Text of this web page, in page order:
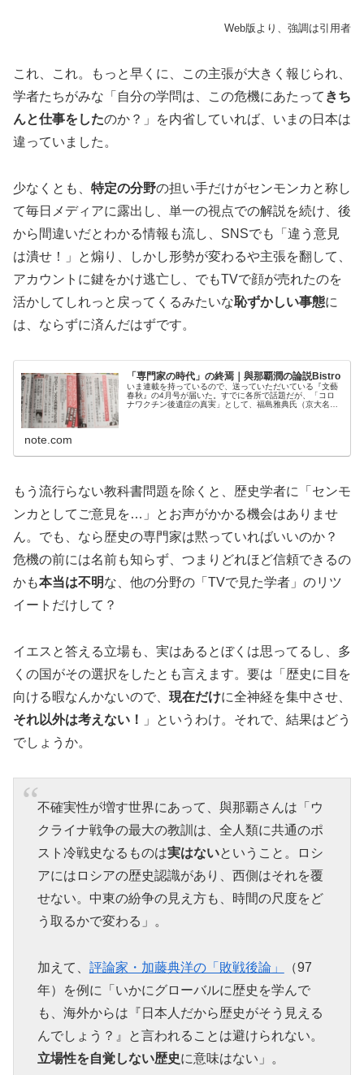
Web版より、強調は引用者
これ、これ。もっと早くに、この主張が大きく報じられ、
学者たちがみな「自分の学問は、この危機にあたって きち
んと仕事をしたのか？」を内省していれば、いまの日本は
違っていました。
少なくとも、 特定の分野の担い手だけがセンモンカと称し
て毎日メディアに露出し、単一の視点での解説を続け、後
から間違いだとわかる情報も流し、SNSでも「違う意見
は潰せ！」と煽り、しかし形勢が変わるや主張を翻して、
アカウントに鍵をかけ逃亡し、でもTVで顔が売れたのを
活かしてしれっと戻ってくるみたいな恥ずかしい事態に
は、ならずに済んだはずです。
「専門家の時代」の終焉｜與那覇潤の論説Bistro
いま連載を持っているので、送っていただいている『文藝
春秋』の4月号が届いた。すでに各所で話題だが、「コロ
ナワクチン後遺症の真実」として、福島雅典氏（京大名誉
note.com
もう流行らない教科書問題を除くと、歴史学者に「センモ
ンカとしてご意見を…」とお声がかかる機会はありませ
ん。でも、なら歴史の専門家は黙っていればいいのか？
危機の前には名前も知らず、つまりどれほど信頼できるの
かも本当は不明な、他の分野の「TVで見た学者」のリツ
イートだけして？
イエスと答える立場も、実はあるとぼくは思ってるし、多
くの国がその選択をしたとも言えます。要は「歴史に目を
向ける暇なんかないので、 現在だけに全神経を集中させ、
それ以外は考えない！
」というわけ。それで、結果はどう
でしょうか。
不確実性が増す世界にあって、與那覇さんは「ウ
クライナ戦争の最大の教訓は、全人類に共通のポ
スト冷戦史なるものは実はないということ。ロシ
アにはロシアの歴史認識があり、西側はそれを覆
せない。中東の紛争の見え方も、時間の尺度をど
う取るかで変わる」。
加えて、 評論家・加藤典洋の「敗戦後論」
（97
年）を例に「いかにグローバルに歴史を学んで
も、海外からは『日本人だから歴史がそう見える
んでしょう？』と言われることは避けられない。
立場性を自覚しない歴史に意味はない」。